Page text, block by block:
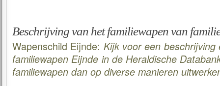
Beschrijving van het familiewapen van
Wapenschild Eijnde: Kijk voor een beschrijving
familiewapen Eijnde in de Heraldische
familiewapen dan op diverse manieren